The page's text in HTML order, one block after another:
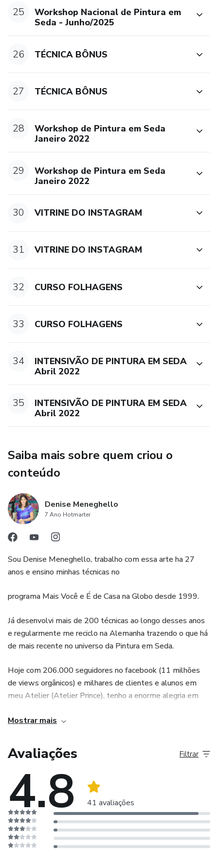
25
Workshop Nacional de Pintura em
Seda - Junho/2025
26 TÉCNICA BÔNUS
27 TÉCNICA BÔNUS
28
Workshop de Pintura em Seda
Janeiro 2022
29
Workshop de Pintura em Seda
Janeiro 2022
30 VITRINE DO INSTAGRAM
31 VITRINE DO INSTAGRAM
32 CURSO FOLHAGENS
33 CURSO FOLHAGENS
34
INTENSIVÃO DE PINTURA EM SEDA
Abril 2022
35
INTENSIVÃO DE PINTURA EM SEDA
Abril 2022
Saiba mais sobre quem criou o
conteúdo
Denise Meneghello
7 Ano Hotmarter
Sou Denise Meneghello, trabalho com essa arte ha 27
anos e ensino minhas técnicas no
programa Mais Você e É de Casa na Globo desde 1999.
Já desenvolvi mais de 200 técnicas ao longo desses anos
e regularmente me reciclo na Alemanha trazendo o que há
de mais recente no universo da Pintura em Seda.
Hoje com 206.000 seguidores no facebook (11 milhões
de views orgânicos) e milhares de clientes e alunos em
meu Atelier (Atelier Prince), tenho a enorme alegria em
Pintura em Seda" comercializando lenços, echarpes,
para esse curso online com técnicas inéditas
especialmente para você.
Eu quero te convidar a fazer parte desse time.
Mostrar mais
Avaliações
4.8 41 avaliações
Filtrar